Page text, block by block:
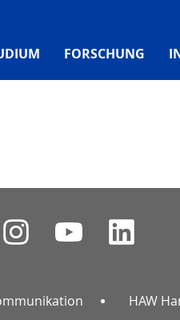
FORSCHUNG
HAW